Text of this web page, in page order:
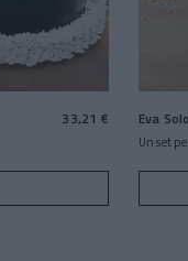
33,21 € Eva Solo
Un set